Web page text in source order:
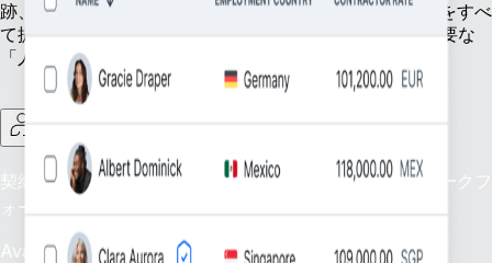
跡、地域ごとのコンプライアンス対応まで、必要な機能をすべ
て提供します。基盤となる業務はRemoteに任せ、最も重要な
「人」に集中できる環境を整えましょう。
契約社員の監督をシンプルに：グローバルな契約社員ワークフ
ォースを効率的に管理し、支援しましょう。
Availability: 今すぐ